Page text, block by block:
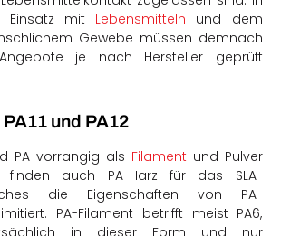
Einsatz mit Lebensmitteln und dem
Gewebe müssen demnach
je nach Hersteller geprüft
und PA12
PA vorrangig als Filament und Pulver
finden auch PA-Harz für das SLA-
die Eigenschaften von PA-
PA-Filament betrifft meist PA6,